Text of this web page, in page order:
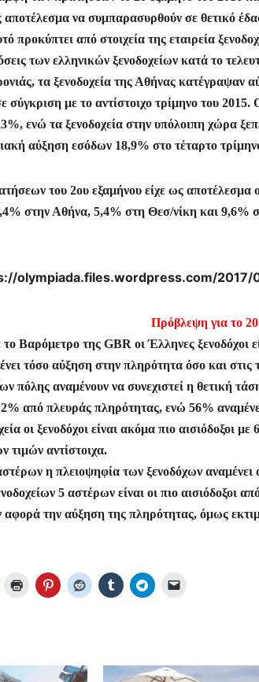
l
e
st
s
e
n
g
er
gr
a
m
να συμπαρασυρθούν σε θετικό
προκύπτει από στοιχεία της εταιρεία
των ελληνικών ξενοδοχείων κατά το
τα ξενοδοχεία της Αθήνας κατέγραψαν
με το αντίστοιχο τρίμηνο του 2015.
ενώ τα ξενοδοχεία στην υπόλοιπη χώρα
αύξηση εσόδων 18,9% στο τέταρτο
του 2ου εξαμήνου είχε ως αποτέλεσμα
στην Αθήνα, 5,4% στη Θεσ/νίκη και 9,6%
Πρόβλεψη για το
Βαρόμετρο της GBR οι Έλληνες ξενοδόχοι
τόσο αύξηση στην πληρότητα όσο και στις
πόλης αναμένουν να συνεχιστεί η θετική
από πλευράς πληρότητας, ενώ 56%
οι ξενοδόχοι είναι ακόμα πιο αισιόδοξοι
τιμών αντίστοιχα.
η πλειοψηφία των ξενοδόχων
5 αστέρων είναι οι πιο αισιόδοξοι
αφορά την αύξηση της πληρότητας, όμως